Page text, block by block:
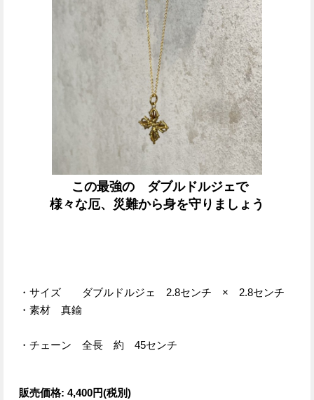
この最強の ダブルドルジェで
様々な厄、災難から身を守りましょう
・サイズ ダブルドルジェ 2.8センチ × 2.8センチ
・素材 真鍮
・チェーン 全長 約 45センチ
販売価格: 4,400円(税別)